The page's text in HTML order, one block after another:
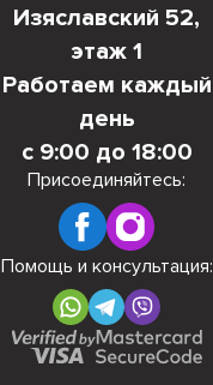
Изяславский 52,
этаж 1
Работаем каждый
день
с 9:00 до 18:00
Присоединяйтесь:
Помощь и консультация: